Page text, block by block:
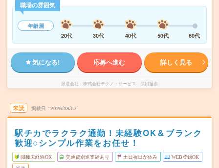
職場の雰囲気
年齢層
20代
30代 40代 50代 60代
気になる! 応募へ進む 詳しく見る
派遣会社 株式会社テクノ・サービス 採用担当
未読 掲載日 2026/08/07
駅チカでラクラク通勤！未経験OK＆ブランク
歓迎○シンプル作業をお任せ！
職種未経験OK 交通費別途支給あり 土日祝日が休み WEB登録OK